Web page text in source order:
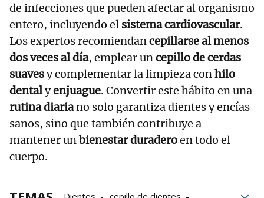
de infecciones que pueden afectar al organismo
entero, incluyendo el sistema cardiovascular.
Los expertos recomiendancepillarse al menos
dos veces al día, emplear uncepillo de cerdas
suavesy complementar la limpieza conhilo
dentalyenjuague. Convertir este hábito en una
rutina diariano solo garantiza dientes y encías
sanos, sino que también contribuye a
mantener unbienestar duraderoen todo el
cuerpo.